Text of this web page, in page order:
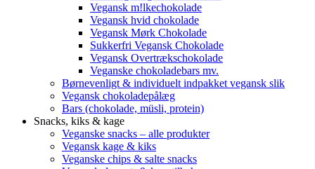
Vegansk m!lkechokolade
Vegansk hvid chokolade
Vegansk Mørk Chokolade
Sukkerfri Vegansk Chokolade
Vegansk Overtrækschokolade
Veganske chokoladebars mv.
Børnevenligt & individuelt indpakket vegansk slik
Vegansk chokoladepålæg
Bars (chokolade, müsli, protein)
Snacks, kiks & kage
Veganske snacks – alle produkter
Vegansk kage & kiks
Veganske chips & salte snacks